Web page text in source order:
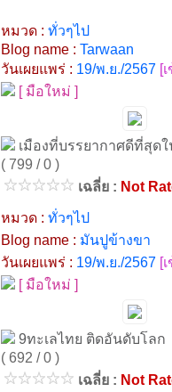
หมวด : ทั่วๆไป
Blog name : Tarwaan
วันเผยแพร่ : 19/พ.ย./2567 [
[ มือใหม่ ]
เมืองที่บรรยากาศดีที่สุด
( 799 / 0 )
เฉลี่ย : Not
หมวด : ทั่วๆไป
Blog name : มันปูข้างขา
วันเผยแพร่ : 19/พ.ย./2567 [
[ มือใหม่ ]
9ทะเลไทย ติดอันดับโลก
( 692 / 0 )
เฉลี่ย : Not